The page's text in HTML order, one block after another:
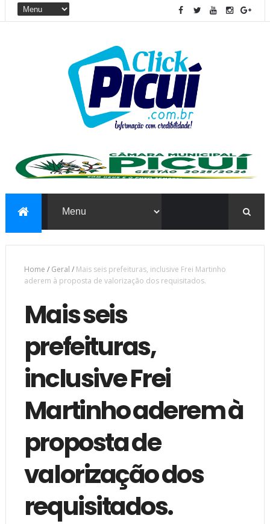
Home / Geral / Mais seis prefeituras, inclusive Frei Martinho
aderem à proposta de valorização dos requisitados.
Mais seis
prefeituras,
inclusive Frei
Martinho aderem à
proposta de
valorização dos
requisitados.